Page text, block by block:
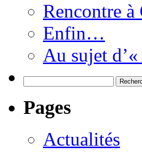
Rencontre
Enfin…
Au sujet
Pages
Actualités